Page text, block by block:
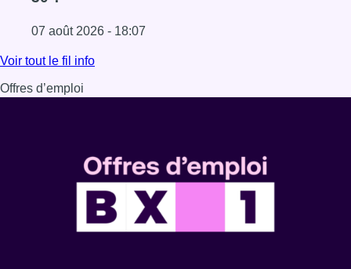
07 août 2026 - 18:07
Lire l'article Les Bruxellois respectent mieux les zones 30
Voir tout le fil info
Offres d’emploi